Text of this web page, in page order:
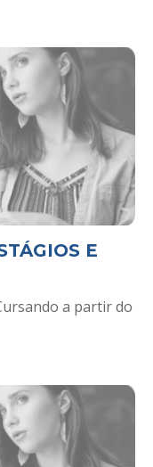
E
a partir do